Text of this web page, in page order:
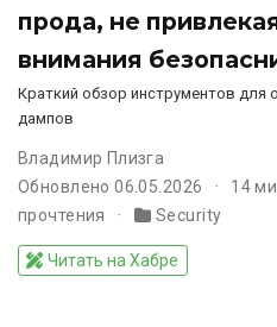
прода, не
внимания
Краткий обзор инструментов для
дампов
Владимир Плизга
Обновлено 06.05.2026
14
прочтения
Security
Читать на Хабре